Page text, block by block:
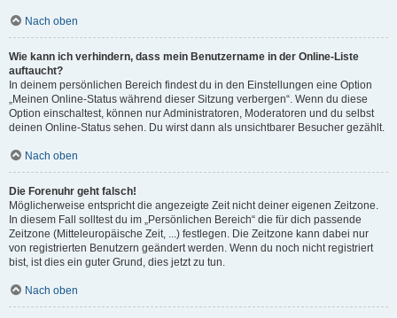
Nach oben
Wie kann ich verhindern, dass mein Benutzername in der Online-Liste
auftaucht?
In deinem persönlichen Bereich findest du in den Einstellungen eine Option
„Meinen Online-Status während dieser Sitzung verbergen“. Wenn du diese
Option einschaltest, können nur Administratoren, Moderatoren und du selbst
deinen Online-Status sehen. Du wirst dann als unsichtbarer Besucher gezählt.
Nach oben
Die Forenuhr geht falsch!
Möglicherweise entspricht die angezeigte Zeit nicht deiner eigenen Zeitzone.
In diesem Fall solltest du im „Persönlichen Bereich“ die für dich passende
Zeitzone (Mitteleuropäische Zeit, ...) festlegen. Die Zeitzone kann dabei nur
von registrierten Benutzern geändert werden. Wenn du noch nicht registriert
bist, ist dies ein guter Grund, dies jetzt zu tun.
Nach oben